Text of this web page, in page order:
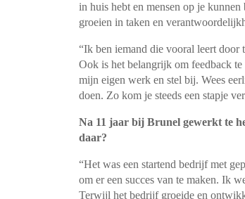
in huis hebt en mensen op je
groeien in taken en
“Ik ben iemand die vooral leert
Ook is het belangrijk om feedback te
mijn eigen werk en stel bij. Wees
doen. Zo kom je steeds een stapje
Na 11 jaar bij Brunel gewerkt te
daar?
“Het was een startend bedrijf met
om er een succes van te maken. Ik
Terwijl het bedrijf groeide en